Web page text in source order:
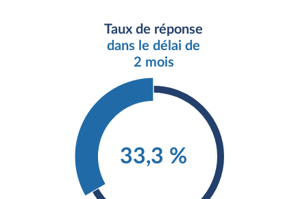
Taux de réponse
dans le délai de
2 mois
33,3 %